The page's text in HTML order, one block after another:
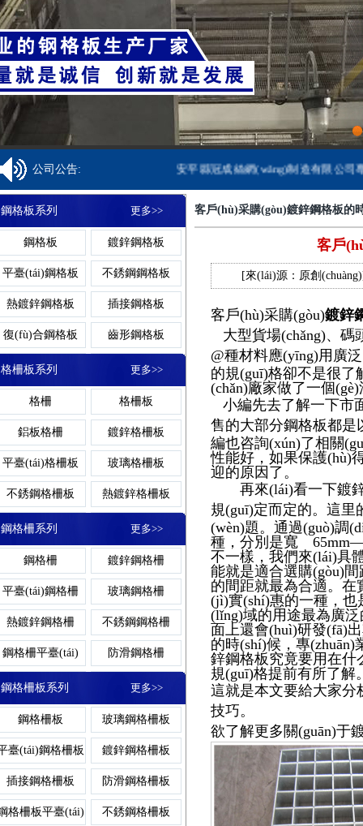
鋁格柵
網(wǎng)格柵
鋼格板廠家
異形鋼格板
噴漆鋼格板
玻璃鋼格板
密型鋼格板
穿孔鋼格板
扇形鋼格板
鋼格板平臺(tái)
吊頂格
重型格
聚酯格
復(fù)合
齒形格
格柵板
插接格
防滑格
熱鍍鋅
不銹鋼
玻璃格
齒形鋼格柵板
熱鍍鋅鋼格柵板
不銹鋼格柵板
(tái)
防滑鋼格柵板
插接鋼格柵板
鍍鋅鋼格柵板
平臺(tái)鋼格柵
玻璃鋼格柵板
鋼格柵板
異型溝蓋板
鋼格柵溝蓋板
網(wǎng)格溝蓋
樹(shù)池溝蓋
排水溝蓋板
雨水篦子
樹(shù)池蓋板
復(fù)合溝蓋板
鍍鋅溝蓋板
格柵蓋板
地溝蓋板
網(wǎng)格踏步
板
鍍鋅踏步板
防滑踏步板
樓梯踏步板
樓梯鋼板
踏板網(wǎng)
插接板
梯踏板
踏步板
球形柱
球型柱
球型
球接
1
公司公告: 安平縣冠成絲網(wǎng)制造有限公司
鋼格板系列 更多>>
鋼格板 鍍鋅鋼格板
平臺(tái)鋼格板 不銹鋼鋼格板
熱鍍鋅鋼格板 插接鋼格板
復(fù)合鋼格板 齒形鋼格板
熱浸鋅鋼格板 電鍍鋅鋼格板
防滑鋼格板 重型鋼格板
鋁板鋼格板 吊頂鋼格板
壓焊鋼格板 對(duì)插鋼格板
鋼格板吊頂 鋼格板護(hù)欄
鋼格板蓋板
鋼格板平臺(tái) 扇形鋼格板
穿孔鋼格板 密型鋼格板
玻璃鋼格板 噴漆鋼格板
異形鋼格板 鋼格板安裝夾
鋼格板廠家 網(wǎng)格柵
鋁格柵 鋁格板
網(wǎng)格板 棧橋鋼格板
油臺(tái)鋼格板
格柵板系列 更多>>
格柵 格柵板
鋁板格柵 鍍鋅格柵板
平臺(tái)格柵板 玻璃格柵板
不銹鋼格柵板 熱鍍鋅格柵板
防滑格柵板 插接格柵板
格柵板平臺(tái) 齒形格柵板
復(fù)合格柵板 聚酯格柵板
重型格柵板 吊頂格柵板
樓梯格柵板 冷鍍鋅格柵板
洗車(chē)房格柵
板
鋼格柵系列 更多>>
鋼格柵 鍍鋅鋼格柵
平臺(tái)鋼格柵 玻璃鋼格柵
熱鍍鋅鋼格柵 不銹鋼鋼格柵
鋼格柵平臺(tái) 防滑鋼格柵
鋼格柵蓋板 鋁板鋼格柵
玻璃鋼格柵蓋板 齒形鋼格柵
復(fù)合鋼格柵 重型鋼格柵
熱浸鋅鋼格柵
鋼格柵板系列 更多>>
鋼格柵板 玻璃鋼格柵板
臺(tái)鋼格柵板 鍍鋅鋼格柵板
插接鋼格柵板 防滑鋼格柵板
格柵板平臺(tái) 不銹鋼格柵板
客戶(hù)采購(gòu)鍍鋅鋼格板的
客戶
[來(lái)源：原創
客戶(hù)采購(gòu)鍍鋅
大型貨場(chǎng)、
@種材料應(yīng)用廣
的規(guī)格卻不是很了
(chǎn)廠家做了一個
小編先去了解一下市
售的大部分鋼格板都是
編也咨詢(xún)了相關
性能好，如果保護(hù)
迎的原因了。
再來(lái)看一下鍍鋅
規(guī)定而定的。這里
(wèn)題。通過(guò)調
種，分別是寬
不一樣，我們來(lái)具
能就是適合選購(gòu)
的間距就最為合適。在
(jì)實(shí)惠的一種，也
(lǐng)域的用途最為廣
面上還會(huì)研發(fā)
的時(shí)候，專
鋅鋼格板究竟要用在什
規(guī)格提前有所了解
這就是本文要給大家分
技巧。
欲了解更多關(guān)于